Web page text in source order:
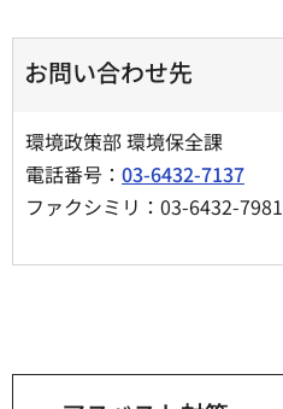
お問い合わせ先
環境政策部 環境保全課
電話番号： 03-6432-7137
ファクシミリ：03-6432-7981